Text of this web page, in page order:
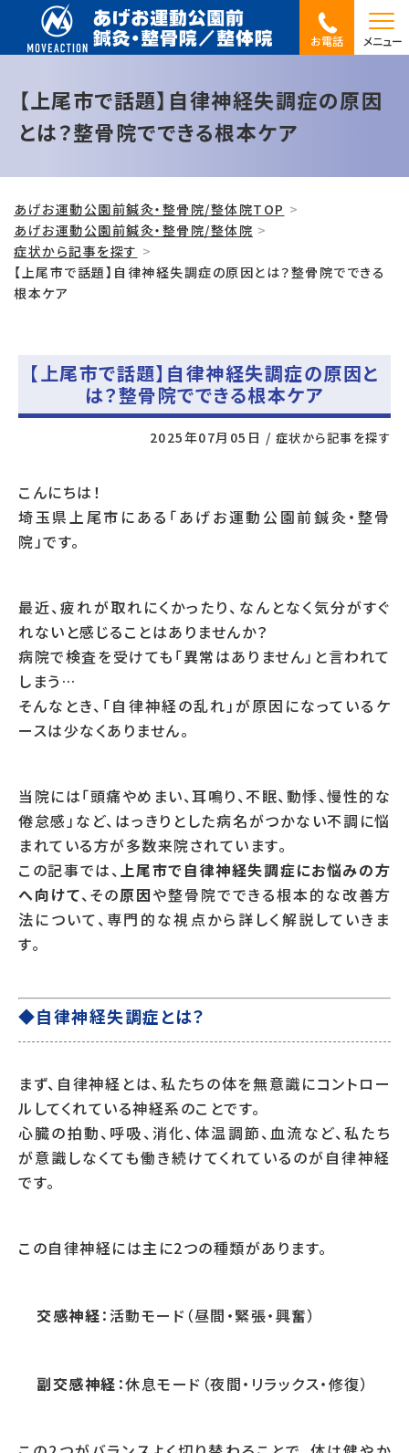
お電話 メニュー
【上尾市で話題】自律神経失調症の原因
とは？整骨院でできる根本ケア
あげお運動公園前鍼灸・整骨院/整体院TOP
あげお運動公園前鍼灸・整骨院/整体院
症状から記事を探す
【上尾市で話題】自律神経失調症の原因とは？整骨院でできる
根本ケア
【上尾市で話題】自律神経失調症の原因と
は？整骨院でできる根本ケア
2025年07月05日 / 症状から記事を探す
こんにちは！
埼玉県上尾市にある「あげお運動公園前鍼灸・整骨
院」です。
最近、疲れが取れにくかったり、なんとなく気分がすぐ
れないと感じることはありませんか？
病院で検査を受けても「異常はありません」と言われて
しまう…
そんなとき、「自律神経の乱れ」が原因になっているケ
ースは少なくありません。
当院には「頭痛やめまい、耳鳴り、不眠、動悸、慢性的な
倦怠感」など、はっきりとした病名がつかない不調に悩
まれている方が多数来院されています。
この記事では、上尾市で自律神経失調症にお悩みの方
へ向けて、その原因や整骨院でできる根本的な改善方
法について、専門的な視点から詳しく解説していきま
す。
◆自律神経失調症とは？
まず、自律神経とは、私たちの体を無意識にコントロー
ルしてくれている神経系のことです。
心臓の拍動、呼吸、消化、体温調節、血流など、私たち
が意識しなくても働き続けてくれているのが自律神経
です。
この自律神経には主に2つの種類があります。
交感神経：活動モード（昼間・緊張・興奮）
副交感神経 ：休息モード（夜間・リラックス・修復）